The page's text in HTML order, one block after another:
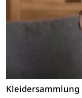
Kleidersammlung